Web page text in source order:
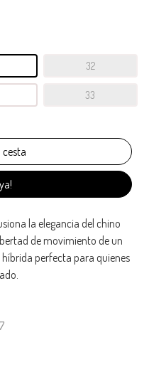
32
33
la elegancia del chino
de movimiento de un
perfecta para quienes